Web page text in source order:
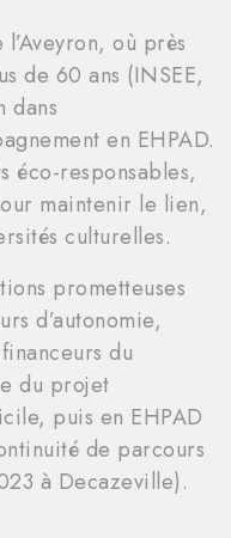
où près
de 60 ans (INSEE,
dans
en EHPAD.
éco-responsables,
maintenir le lien,
culturelles.
prometteuses
d’autonomie,
du
du projet
puis en EHPAD
de parcours
à Decazeville).